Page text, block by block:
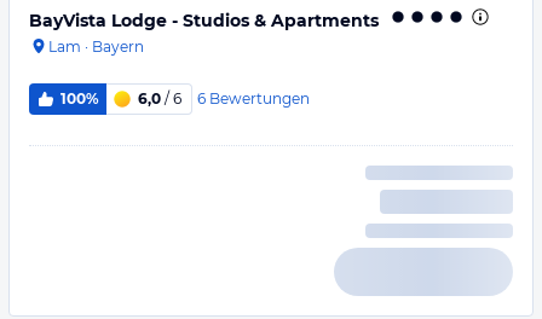
BayVista Lodge - Studios & Apartments
Lam · Bayern
100% 6,0 / 6 6 Bewertungen